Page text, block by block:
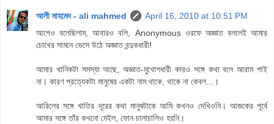
আলী মাহমেদ - ali mahmed
April 16, 2010 at 10:51 PM
আগেও বলেছিলাম, আবারও বলি, Anonymous ওরফে অজ্ঞাত বললেই আমার
চোখের সামনে ভেসে উঠে অজ্ঞাত বন্দুকধারী!
আমার খানিকটা সমস্যা আছে, অজ্ঞাত-মুখোশধারী কারও সঙ্গে কথা বলে আরাম পাই
না। কারণ প্রত্যেকটা মানুষের একটা নাম থাকে, থাকে না কেবল...।
আরিলের সঙ্গে খাতির দূরের কথা মানুষটাকে আমি কখনও দেখিওনি। আজকের পূর্বে
আমার সঙ্গে তাঁর কখনো মেইল, ফোন চালাচালিও হয়নি।